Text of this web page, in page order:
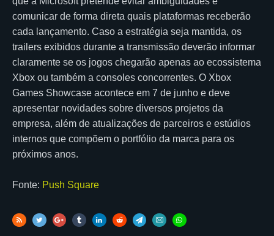
comunicar de forma direta quais plataformas receberão
cada lançamento. Caso a estratégia seja mantida, os
trailers exibidos durante a transmissão deverão informar
claramente se os jogos chegarão apenas ao ecossistema
Xbox ou também a consoles concorrentes. O Xbox
Games Showcase acontece em 7 de junho e deve
apresentar novidades sobre diversos projetos da
empresa, além de atualizações de parceiros e estúdios
internos que compõem o portfólio da marca para os
próximos anos.
Fonte: Push Square